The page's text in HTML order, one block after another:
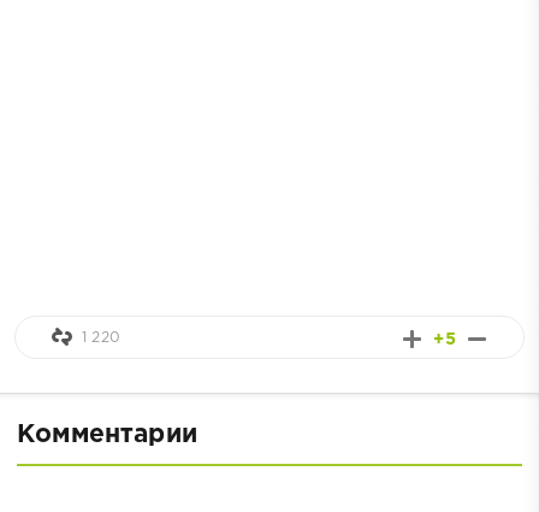
+5
1 220
Комментарии